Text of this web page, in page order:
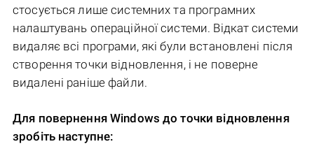
стосується лише системних та програмних
налаштувань операційної системи. Відкат системи
видаляє всі програми, які були встановлені після
створення точки відновлення, і не поверне
видалені раніше файли.
Для повернення Windows до точки відновлення
зробіть наступне: